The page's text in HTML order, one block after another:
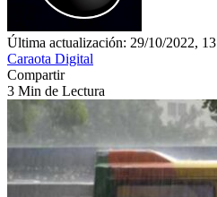
Última actualización: 29/10/2022, 13
Caraota Digital
Compartir
3 Min de Lectura